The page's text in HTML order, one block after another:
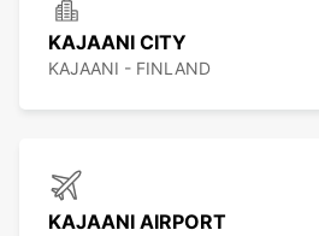
KAJAANI CITY
KAJAANI - FINLAND
KAJAANI AIRPORT